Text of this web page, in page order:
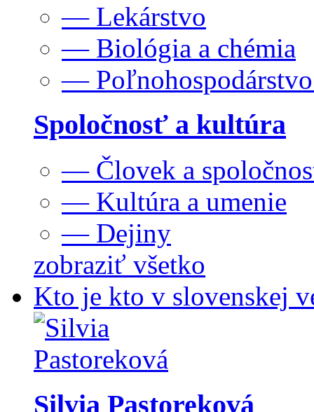
— Lekárstvo
— Biológia a chémia
—
Spoločnosť a kultúra
— Človek a
— Kultúra a umenie
— Dejiny
zobraziť všetko
Kto je kto v slovenskej
Silvia Pastoreková